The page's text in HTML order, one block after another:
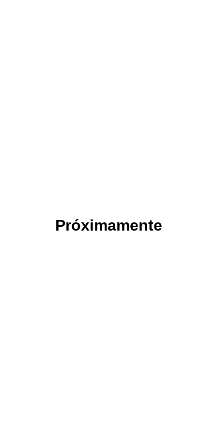
Próximamente